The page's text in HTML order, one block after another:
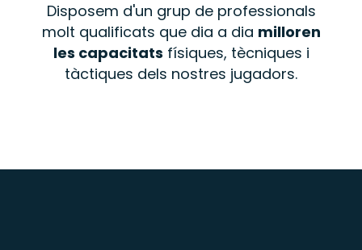
Disposem d'un grup de professionals
molt qualificats que dia a dia milloren
les capacitats físiques, tècniques i
tàctiques dels nostres jugadors.